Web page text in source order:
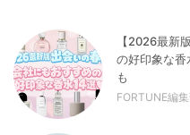
【2026最新
の好印象な
も
FORTUNE編